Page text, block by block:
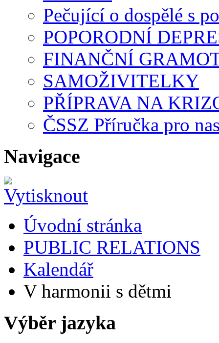
Pečující o dospělé s
POPORODNÍ
FINANČNÍ
SAMOŽIVITELKY
PŘÍPRAVA NA
ČSSZ Příručka pro
Navigace
Úvodní stránka
PUBLIC RELATIONS
Kalendář
V harmonii s dětmi
Výběr jazyka